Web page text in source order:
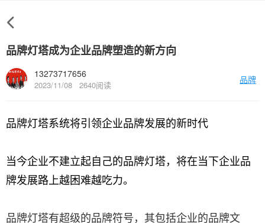
品牌灯塔成为企业品牌塑造的新方向
品牌
13273717656
2023/11/08 2640阅读
品牌灯塔系统将引领企业品牌发展的新时代
当今企业不建立起自己的品牌灯塔，将在当下企业品
牌发展路上越困难越吃力。
品牌灯塔有超级的品牌符号，其包括企业的品牌文